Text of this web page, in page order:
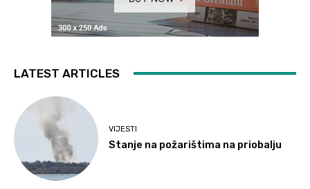
LATEST ARTICLES
VIJESTI
Stanje na požarištima na priobalju